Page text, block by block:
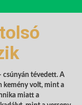
csúnyán tévedett. A
kemény volt, mint a
miatt a